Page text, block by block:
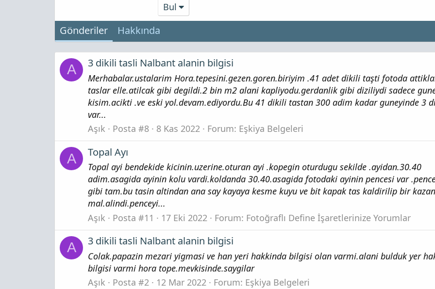
Bul
Gönderiler Hakkında
A 3 dikili tasli Nalbant alanin bilgisi
Merhabalar.ustalarim Hora.tepesini.gezen.goren.biriyim .41 adet dikili taşti fotoda
taslar elle.atilcak gibi degildi.2 bin m2 alani kapliyodu.gerdanlik gibi diziliydi sadece
kisim.acikti .ve eski yol.devam.ediyordu.Bu 41 dikili tastan 300 adim kadar guneyinde 3
var...
Aşık
Posta #8 8 Kas 2022 Forum: Eşkiya Belgeleri
A Topal Ayı
Topal ayi bendekide kicinin.uzerine.oturan ayi .kopegin oturdugu sekilde .ayidan.30.40
adim.asagida ayinin kolu vardi.koldanda 30.40.asagida fotodaki ayinin pencesi var
gibi tam.bu tasin altindan ana say kayaya kesme kuyu ve bit kapak tas kaldirilip bir kazan
mal.alindi.penceyi...
Aşık
Posta #11 17 Eki 2022 Forum: Fotoğraflı Define İşaretlerinize Yorumlar
A 3 dikili tasli Nalbant alanin bilgisi
Colak.papazin mezari yigmasi ve han yeri hakkinda bilgisi olan varmi.alani bulduk yer
bilgisi varmi hora tope.mevkisinde.saygilar
Aşık
Posta #2 12 Mar 2022 Forum: Eşkiya Belgeleri